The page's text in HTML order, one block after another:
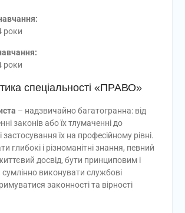
роки
роки
спеціальності «ПРАВО»
– надзвичайно багатогранна: від
законів або їх тлумаченні до
їх на професійному рівні.
глибокі і різноманітні знання, певний
досвід, бути принциповим і
виконувати службові
законності та вірності